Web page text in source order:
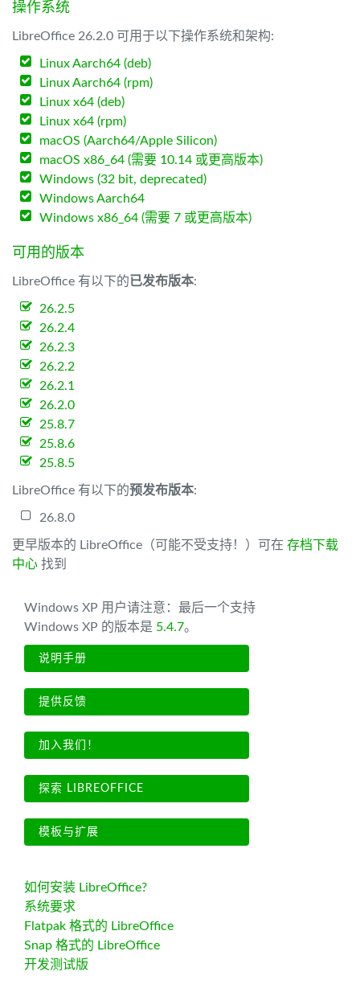
操作系统
LibreOffice 26.2.0 可用于以下操作系统和架构:
Linux Aarch64 (deb)
Linux Aarch64 (rpm)
Linux x64 (deb)
Linux x64 (rpm)
macOS (Aarch64/Apple Silicon)
macOS x86_64 (需要 10.14 或更高版本)
Windows (32 bit, deprecated)
Windows Aarch64
Windows x86_64 (需要 7 或更高版本)
可用的版本
LibreOffice 有以下的已发布版本:
26.2.5
26.2.4
26.2.3
26.2.2
26.2.1
26.2.0
25.8.7
25.8.6
25.8.5
LibreOffice 有以下的预发布版本:
26.8.0
更早版本的 LibreOffice（可能不受支持！）可在 存档下载
中心 找到
Windows XP 用户请注意：最后一个支持
Windows XP 的版本是 5.4.7。
说明手册
提供反馈
加入我们！
探索 LIBREOFFICE
模板与扩展
如何安装 LibreOffice?
系统要求
Flatpak 格式的 LibreOffice
Snap 格式的 LibreOffice
开发测试版